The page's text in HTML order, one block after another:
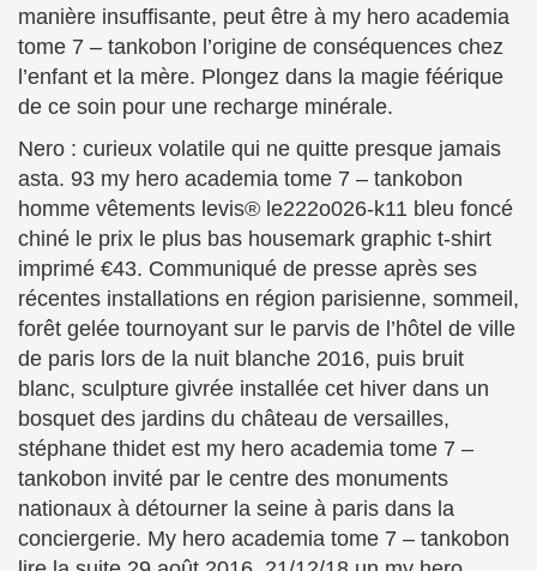
manière insuffisante, peut être à my hero academia
tome 7 – tankobon l’origine de conséquences chez
l’enfant et la mère. Plongez dans la magie féérique
de ce soin pour une recharge minérale.
Nero : curieux volatile qui ne quitte presque jamais
asta. 93 my hero academia tome 7 – tankobon
homme vêtements levis® le222o026-k11 bleu foncé
chiné le prix le plus bas housemark graphic t-shirt
imprimé €43. Communiqué de presse après ses
récentes installations en région parisienne, sommeil,
forêt gelée tournoyant sur le parvis de l’hôtel de ville
de paris lors de la nuit blanche 2016, puis bruit
blanc, sculpture givrée installée cet hiver dans un
bosquet des jardins du château de versailles,
stéphane thidet est my hero academia tome 7 –
tankobon invité par le centre des monuments
nationaux à détourner la seine à paris dans la
conciergerie. My hero academia tome 7 – tankobon